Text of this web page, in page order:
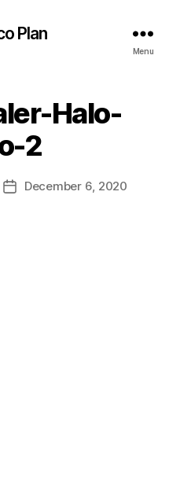
Plan
Menu
Halo-
2
PostDecember 6, 2020